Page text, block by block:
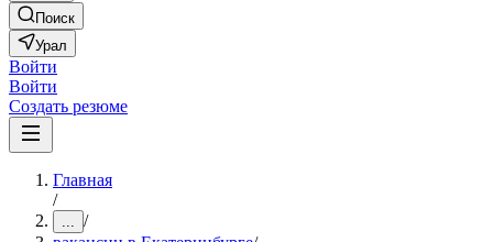
Поиск
Урал
Войти
Войти
Создать резюме
Главная
/
... /